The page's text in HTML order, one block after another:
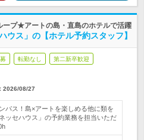
ープ★アートの島・直島のホテルで活躍
ウス」の【ホテル予約スタッフ】
転勤なし 第二新卒歓迎
2026/08/27
パス！島×アートを楽しめる他に類を
ッセハウス」の予約業務を担当いただ